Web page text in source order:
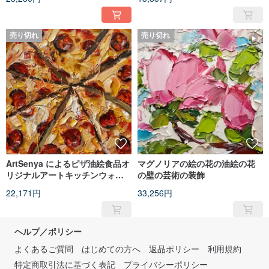
売り切れ
ArtSenya によるピザ油絵食品オ
リジナルアートキッチンウォー
22,171円
売り切れ
マグノリアの絵の花の油絵の花
の壁の芸術の装飾
33,256円
ヘルプ／ポリシー
よくあるご質問
はじめての方へ 返品ポリシー
利用規約
特定商取引法に基づく表記
プライバシーポリシー